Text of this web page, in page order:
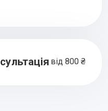
від 800 ₴